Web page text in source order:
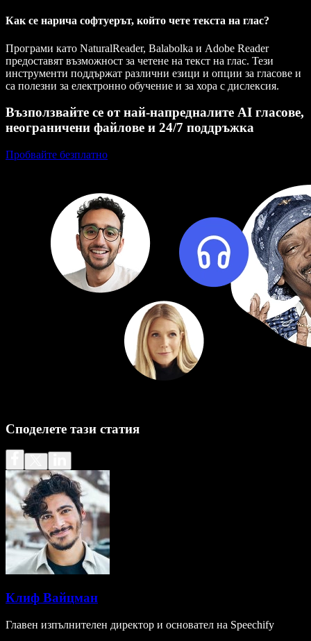
Как се нарича софтуерът, който чете текста на глас?
Програми като NaturalReader, Balabolka и Adobe Reader
предоставят възможност за четене на текст на глас. Тези
инструменти поддържат различни езици и опции за гласове и
са полезни за електронно обучение и за хора с дислексия.
Възползвайте се от най-напредналите AI гласове,
неограничени файлове и 24/7 поддръжка
Пробвайте безплатно
Споделете тази статия
Клиф Вайцман
Главен изпълнителен директор и основател на Speechify